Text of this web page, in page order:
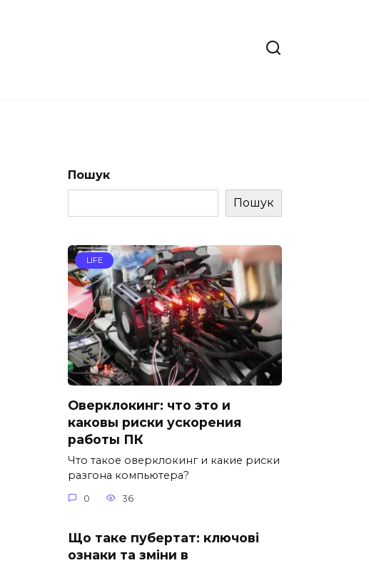
Пошук
Пошук
LIFE
Оверклокинг: что это и
каковы риски ускорения
работы ПК
Что такое оверклокинг и какие риски
разгона компьютера?
0 36
Що таке пубертат: ключові
ознаки та зміни в